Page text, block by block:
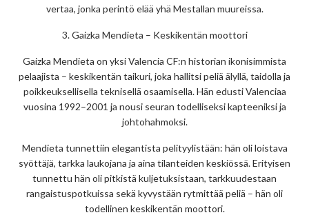
vertaa, jonka perintö elää yhä Mestallan muureissa.
3. Gaizka Mendieta – Keskikentän moottori
Gaizka Mendieta on yksi Valencia CF:n historian ikonisimmista
pelaajista – keskikentän taikuri, joka hallitsi peliä älyllä, taidolla ja
poikkeuksellisella teknisellä osaamisella. Hän edusti Valenciaa
vuosina 1992–2001 ja nousi seuran todelliseksi kapteeniksi ja
johtohahmoksi.
Mendieta tunnettiin elegantista pelityylistään: hän oli loistava
syöttäjä, tarkka laukojana ja aina tilanteiden keskiössä. Erityisen
tunnettu hän oli pitkistä kuljetuksistaan, tarkkuudestaan
rangaistuspotkuissa sekä kyvystään rytmittää peliä – hän oli
todellinen keskikentän moottori.